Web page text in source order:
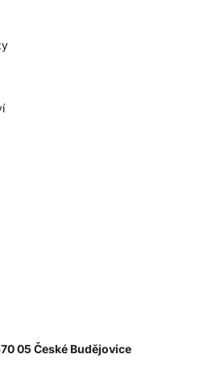
05 České Budějovice